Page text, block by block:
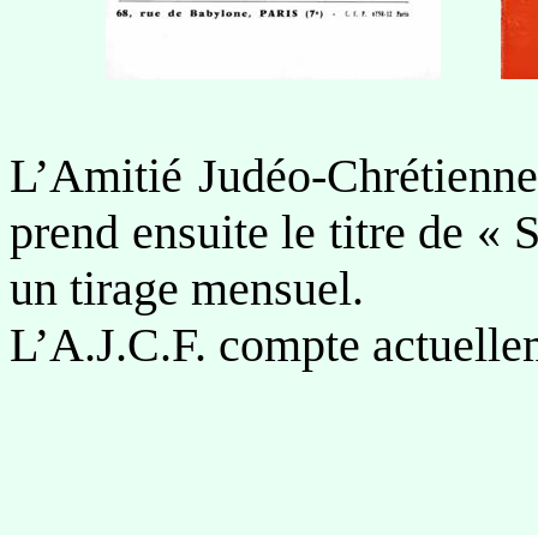
L’Amitié Judéo-
prend ensuite le titre de «
un tirage mensuel.
L’A.J.C.F. compte